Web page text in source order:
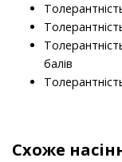
балів
Схоже